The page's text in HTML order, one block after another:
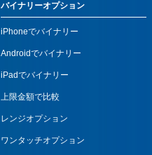
バイナリーオプション
iPhoneでバイナリー
Androidでバイナリー
iPadでバイナリー
上限金額で比較
レンジオプション
ワンタッチオプション